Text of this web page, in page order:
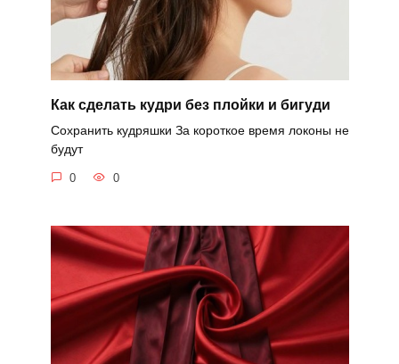
Как сделать кудри без плойки и бигуди
Сохранить кудряшки За короткое время локоны не
будут
0 0